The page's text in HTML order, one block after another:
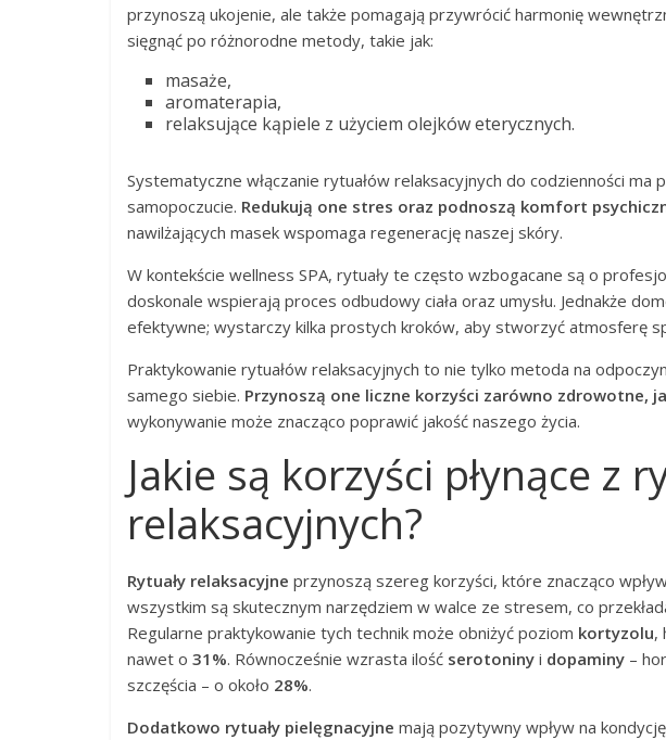
przynoszą ukojenie, ale także pomagają przywrócić harmonię
sięgnąć po różnorodne metody, takie jak:
masaże,
aromaterapia,
relaksujące kąpiele z użyciem olejków eterycznych.
Systematyczne włączanie rytuałów relaksacyjnych do codzienności ma
samopoczucie. Redukują one stres oraz podnoszą komfort
nawilżających masek wspomaga regenerację naszej skóry.
W kontekście wellness SPA, rytuały te często wzbogacane są o
doskonale wspierają proces odbudowy ciała oraz umysłu. Jednakże
efektywne; wystarczy kilka prostych kroków, aby stworzyć atmosferę
Praktykowanie rytuałów relaksacyjnych to nie tylko metoda na
samego siebie. Przynoszą one liczne korzyści zarówno zdrowotne,
wykonywanie może znacząco poprawić jakość naszego życia.
Jakie są korzyści płynące z
relaksacyjnych?
Rytuały relaksacyjne przynoszą szereg korzyści, które znacząco
wszystkim są skutecznym narzędziem w walce ze stresem, co
Regularne praktykowanie tych technik może obniżyć poziom kortyzolu,
nawet o 31%. Równocześnie wzrasta ilość serotoniny i dopaminy –
szczęścia – o około 28%.
Dodatkowo rytuały pielęgnacyjne mają pozytywny wpływ na